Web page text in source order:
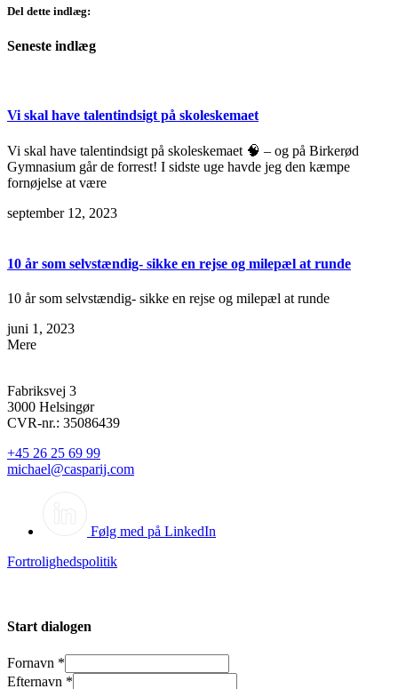
Del dette indlæg:
Seneste indlæg
Vi skal have talentindsigt på skoleskemaet
Vi skal have talentindsigt på skoleskemaet 🧠 – og på Birkerød
Gymnasium går de forrest! I sidste uge havde jeg den kæmpe
fornøjelse at være
september 12, 2023
10 år som selvstændig- sikke en rejse og milepæl at runde
10 år som selvstændig- sikke en rejse og milepæl at runde
juni 1, 2023
Mere
Fabriksvej 3
3000 Helsingør
CVR-nr.: 35086439
+45 26 25 69 99
michael@casparij.com
Følg med på LinkedIn
Fortrolighedspolitik
Start dialogen
Fornavn *
Efternavn *